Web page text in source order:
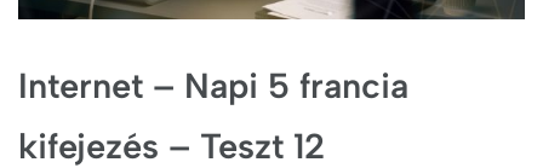
Internet – Napi 5 francia
kifejezés – Teszt 12